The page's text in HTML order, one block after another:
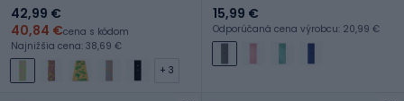
42,99 €
40,84 €cena s kódom
Najnižšia cena: 38,69 €
+ 3
15,99 €
Odporúčaná cena výrobcu: 20,99 €